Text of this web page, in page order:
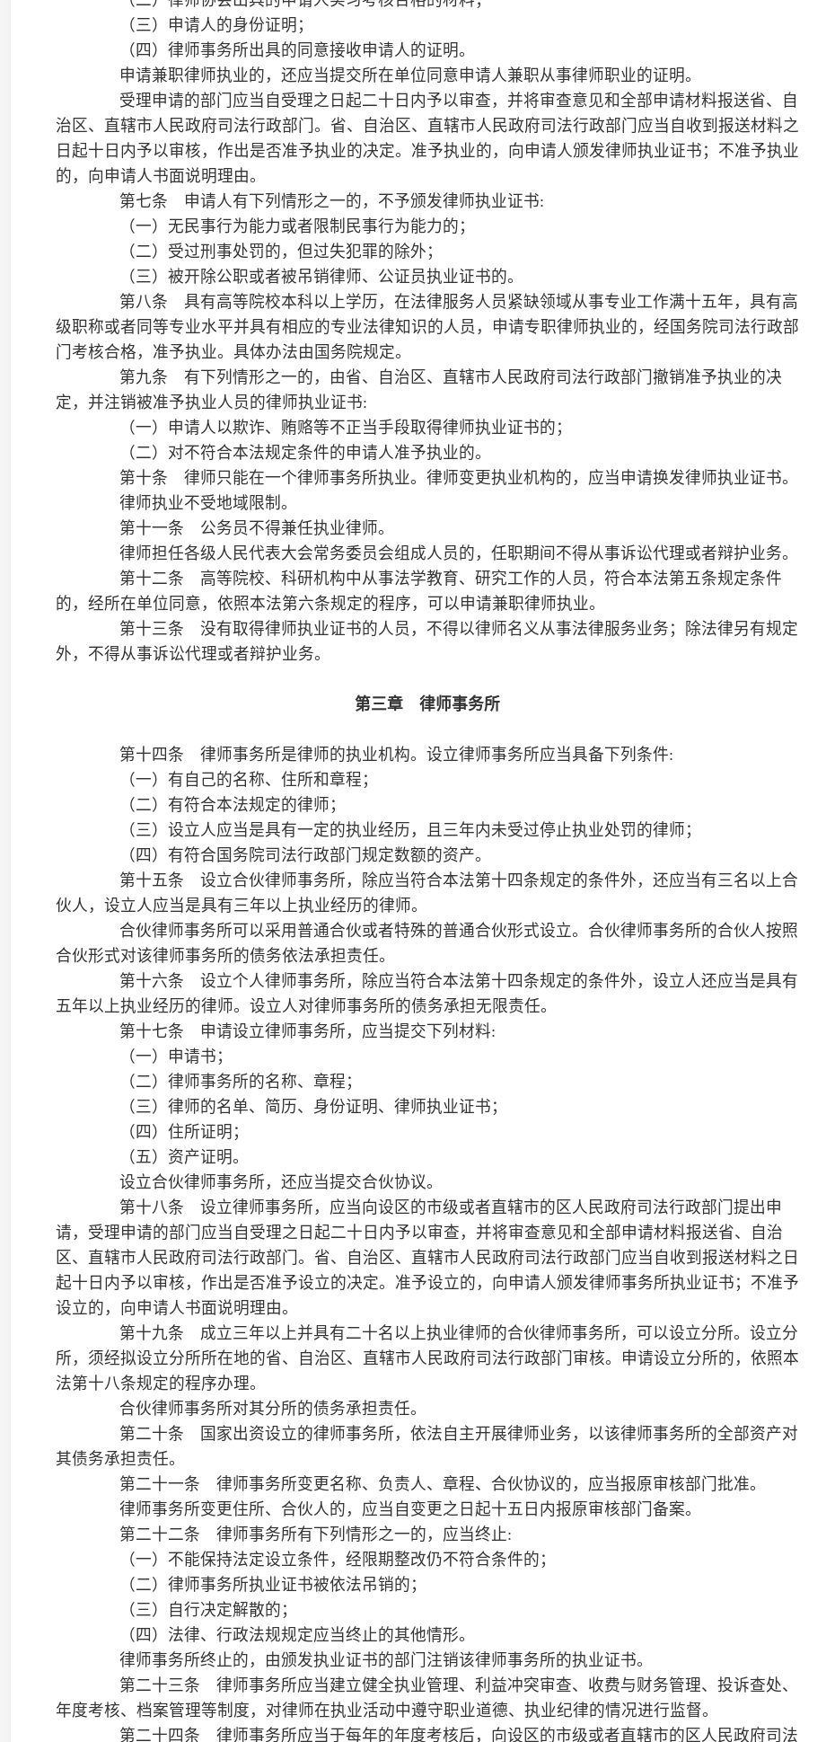
定，并注销被准予执业人员的律师执业证书:
（一）申请人以欺诈、贿赂等不正当手段取得律师执业证书的；
（二）对不符合本法规定条件的申请人准予执业的。
第十条 律师只能在一个律师事务所执业。律师变更执业机构的，应当申请换发律师执业证书。
第十一条 公务员不得兼任执业律师。
律师担任各级人民代表大会常务委员会组成人员的，任职期间不得从事诉讼代理或者辩护业务。
第十二条 高等院校、科研机构中从事法学教育、研究工作的人员，符合本法第五条规定条件
的，经所在单位同意，依照本法第六条规定的程序，可以申请兼职律师执业。
第十三条 没有取得律师执业证书的人员，不得以律师名义从事法律服务业务；除法律另有规定
外，不得从事诉讼代理或者辩护业务。
第三章 律师事务所
第十四条 律师事务所是律师的执业机构。设立律师事务所应当具备下列条件:
（一）有自己的名称、住所和章程；
（二）有符合本法规定的律师；
（三）设立人应当是具有一定的执业经历，且三年内未受过停止执业处罚的律师；
（四）有符合国务院司法行政部门规定数额的资产。
第十五条 设立合伙律师事务所，除应当符合本法第十四条规定的条件外，还应当有三名以上合
伙人，设立人应当是具有三年以上执业经历的律师。
合伙律师事务所可以采用普通合伙或者特殊的普通合伙形式设立。合伙律师事务所的合伙人按照
合伙形式对该律师事务所的债务依法承担责任。
第十六条 设立个人律师事务所，除应当符合本法第十四条规定的条件外，设立人还应当是具有
五年以上执业经历的律师。设立人对律师事务所的债务承担无限责任。
第十七条 申请设立律师事务所，应当提交下列材料:
（一）申请书；
（二）律师事务所的名称、章程；
（三）律师的名单、简历、身份证明、律师执业证书；
（四）住所证明；
（五）资产证明。
设立合伙律师事务所，还应当提交合伙协议。
第十八条 设立律师事务所，应当向设区的市级或者直辖市的区人民政府司法行政部门提出申
请，受理申请的部门应当自受理之日起二十日内予以审查，并将审查意见和全部申请材料报送省、自治
起十日内予以审核，作出是否准予设立的决定。准予设立的，向申请人颁发律师事务所执业证书；不准予
第十九条 成立三年以上并具有二十名以上执业律师的合伙律师事务所，可以设立分所。设立分
所，须经拟设立分所所在地的省、自治区、直辖市人民政府司法行政部门审核。申请设立分所的，依照本
法第十八条规定的程序办理。
合伙律师事务所对其分所的债务承担责任。
第二十条 国家出资设立的律师事务所，依法自主开展律师业务，以该律师事务所的全部资产对
第二十一条 律师事务所变更名称、负责人、章程、合伙协议的，应当报原审核部门批准。
律师事务所变更住所、合伙人的，应当自变更之日起十五日内报原审核部门备案。
第二十二条 律师事务所有下列情形之一的，应当终止:
（一）不能保持法定设立条件，经限期整改仍不符合条件的；
（三）自行决定解散的；
（四）法律、行政法规规定应当终止的其他情形。
律师事务所终止的，由颁发执业证书的部门注销该律师事务所的执业证书。
第二十三条 律师事务所应当建立健全执业管理、利益冲突审查、收费与财务管理、投诉查处、
年度考核、档案管理等制度，对律师在执业活动中遵守职业道德、执业纪律的情况进行监督。
第二十四条 律师事务所应当于每年的年度考核后，向设区的市级或者直辖市的区人民政府司法
行政部门提交本所的年度执业情况报告和律师执业考核结果。
第二十五条 律师承办业务，由律师事务所统一接受委托，与委托人签订书面委托合同，按照国
家规定统一收取费用并如实入账。
律师事务所和律师应当依法纳税。
第二十六条 律师事务所和律师不得以诋毁其他律师事务所、律师或者支付介绍费等不正当手段
第二十七条 律师事务所不得从事法律服务以外的经营活动。
第四章 律师的业务和权利、义务
第二十八条 律师可以从事下列业务:
（一）接受自然人、法人或者其他组织的委托，担任法律顾问；
（二）接受民事案件、行政案件当事人的委托，担任代理人，参加诉讼；
（三）接受刑事案件犯罪嫌疑人、被告人的委托或者依法接受法律援助机构的指派，担任辩护
人，接受自诉案件自诉人、公诉案件被害人或者其近亲属的委托，担任代理人，参加诉讼；
（四）接受委托，代理各类诉讼案件的申诉；
（五）接受委托，参加调解、仲裁活动；
（六）接受委托，提供非诉讼法律服务；
（七）解答有关法律的询问、代写诉讼文书和有关法律事务的其他文书。
第二十九条 律师担任法律顾问的，应当按照约定为委托人就有关法律问题提供意见，草拟、审
查法律文书，代理参加诉讼、调解或者仲裁活动，办理委托的其他法律事务，维护委托人的合法权益。
第三十条 律师担任诉讼法律事务代理人或者非诉讼法律事务代理人的，应当在受委托的权限
内，维护委托人的合法权益。
第三十一条 律师担任辩护人的，应当根据事实和法律，提出犯罪嫌疑人、被告人无罪、罪轻或
者减轻、免除其刑事责任的材料和意见，维护犯罪嫌疑人、被告人的诉讼权利和其他合法权益。
第三十二条 委托人可以拒绝已委托的律师为其继续辩护或者代理，同时可以另行委托律师担任
辩护人或者代理人。
律师接受委托后，无正当理由的，不得拒绝辩护或者代理。但是，委托事项违法、委托人利用律
师提供的服务从事违法活动或者委托人故意隐瞒与案件有关的重要事实的，律师有权拒绝辩护或者代理。
第三十三条 律师担任辩护人的，有权持律师执业证书、律师事务所证明和委托书或者法律援助
公函，依照刑事诉讼法的规定会见在押或者被监视居住的犯罪嫌疑人、被告人。辩护律师会见犯罪嫌疑
人、被告人时不被监听。
第三十四条 律师担任辩护人的，自人民检察院对案件审查起诉之日起，有权查阅、摘抄、复制
本案的案卷材料。